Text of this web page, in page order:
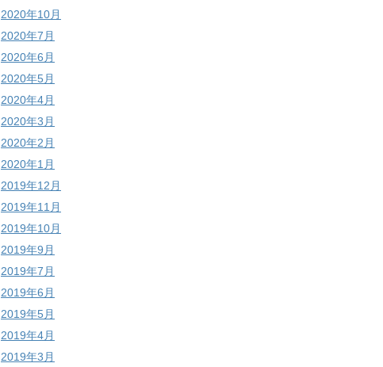
2020年10月
2020年7月
2020年6月
2020年5月
2020年4月
2020年3月
2020年2月
2020年1月
2019年12月
2019年11月
2019年10月
2019年9月
2019年7月
2019年6月
2019年5月
2019年4月
2019年3月